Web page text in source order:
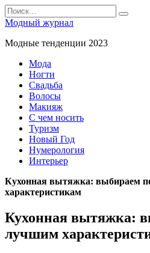
Перейти
к
содержанию
Search
for:
Модный журнал
Модные тенденции 2023
Мода
Ногти
Свадьба
Волосы
Макияж
С чем носить
Туризм
Новый Год
Нумерология
Интерьер
Кухонная вытяжка: выбираем
характеристикам
Кухонная вытяжка:
лучшим